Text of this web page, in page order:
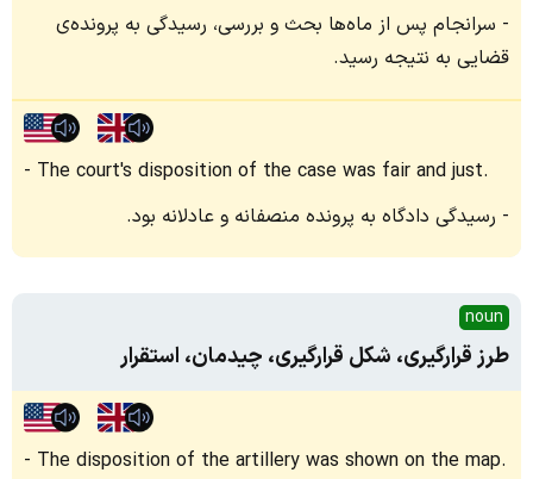
سرانجام پس از ماه‌ها بحث و بررسی، رسیدگی به پرونده‌ی
قضایی به نتیجه رسید.
The court's disposition of the case was fair and just.
رسیدگی دادگاه به پرونده منصفانه و عادلانه بود.
noun
طرز قرارگیری، شکل قرارگیری، چیدمان، استقرار
The disposition of the artillery was shown on the map.